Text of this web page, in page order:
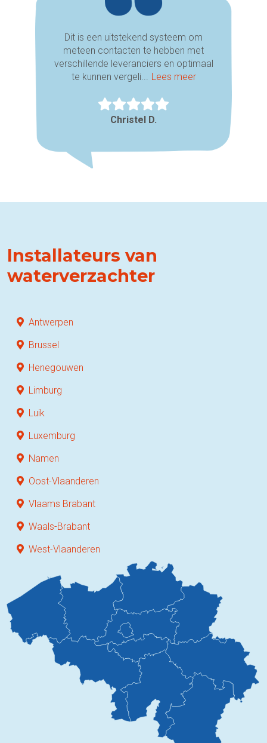
Dit is een uitstekend systeem om
meteen contacten te hebben met
verschillende leveranciers en optimaal
te kunnen vergeli...
Lees meer
Christel D.
Installateurs van
waterverzachter
Antwerpen
Brussel
Henegouwen
Limburg
Luik
Luxemburg
Namen
Oost-Vlaanderen
Vlaams Brabant
Waals-Brabant
West-Vlaanderen